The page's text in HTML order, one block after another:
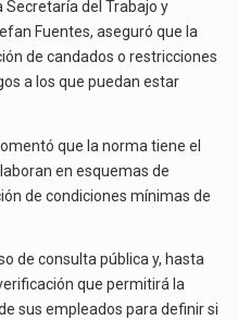
El gobierno de Estados Unidos anunciará un arancel del 15 % sobre los productos fabricados…
El Departamento de Agricultura de Estados Unidos (USDA) suspendió el 5 de agosto de 2026…
Secretaría del Trabajo y
Fuentes, aseguró que la
de candados o restricciones
a los que puedan estar
que la norma tiene el
en esquemas de
de condiciones mínimas de
de consulta pública y, hasta
que permitirá la
sus empleados para definir si